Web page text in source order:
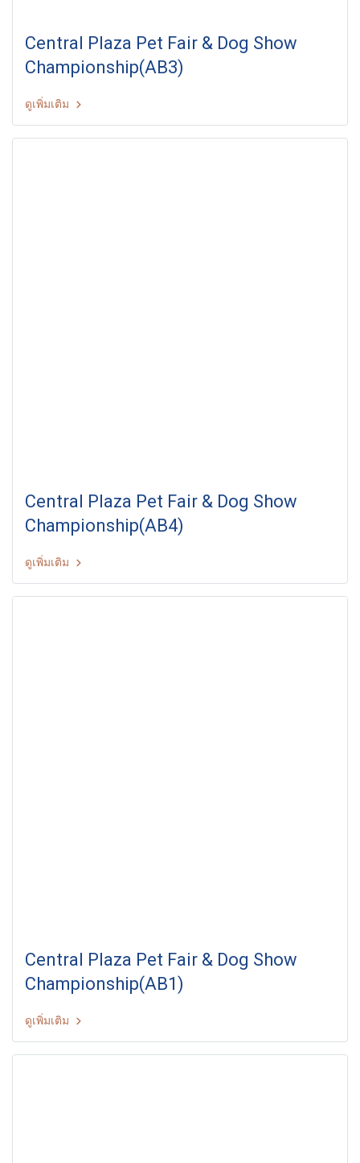
Central Plaza Pet Fair & Dog Show
Championship(AB3)
ดูเพิ่มเติม
Central Plaza Pet Fair & Dog Show
Championship(AB4)
ดูเพิ่มเติม
Central Plaza Pet Fair & Dog Show
Championship(AB1)
ดูเพิ่มเติม